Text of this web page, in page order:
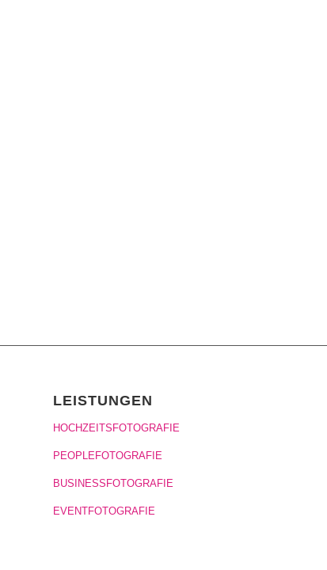
LEISTUNGEN
HOCHZEITSFOTOGRAFIE
PEOPLEFOTOGRAFIE
BUSINESSFOTOGRAFIE
EVENTFOTOGRAFIE